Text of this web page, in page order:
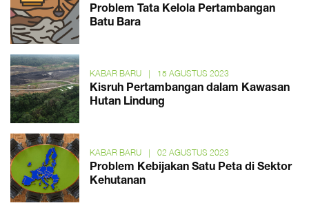
Problem Tata Kelola Pertambangan
Batu Bara
KABAR BARU | 15 AGUSTUS 2023
Kisruh Pertambangan dalam Kawasan
Hutan Lindung
KABAR BARU | 02 AGUSTUS 2023
Problem Kebijakan Satu Peta di Sektor
Kehutanan